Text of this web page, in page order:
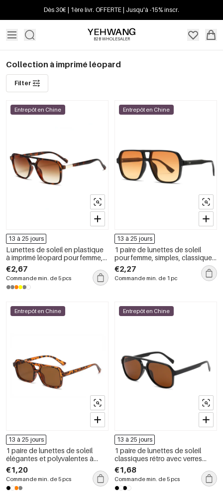
Dès 30€ | 1ère livr. OFFERTE | Jusqu'à -15% inscr.
B2B WHOLESALER
Collection à imprimé léopard
Filter
Entrepôt en Chine
13 à 25 jours
Lunettes de soleil en plastique
à imprimé léopard pour femme,
série simple, décontractées, 1
pièce
€2,67
Commande min. de 5 pcs
Entrepôt en Chine
13 à 25 jours
1 paire de lunettes de soleil
pour femme, simples, classiques,
à imprimé léopard, couleurs
mélangées
€2,27
Commande min. de 1 pc
Entrepôt en Chine
13 à 25 jours
1 paire de lunettes de soleil
élégantes et polyvalentes à
double pont et imprimé léopard
pour femme
€1,20
Commande min. de 5 pcs
Entrepôt en Chine
13 à 25 jours
1 paire de lunettes de soleil
classiques rétro avec verres
marron à imprimé léopard pour
femme
€1,68
Commande min. de 5 pcs